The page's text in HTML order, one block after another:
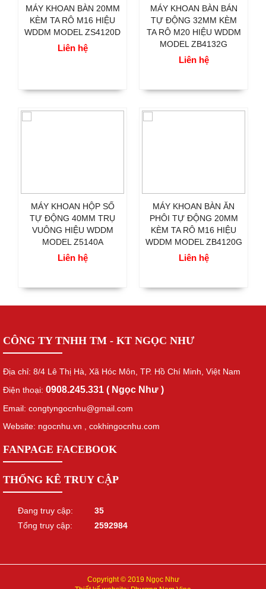
MÁY KHOAN BÀN 20MM
KÈM TA RÔ M16 HIỆU
WDDM MODEL ZS4120D
Liên hệ
MÁY KHOAN BÀN BÁN
TỰ ĐỘNG 32MM KÈM
TA RÔ M20 HIỆU WDDM
MODEL ZB4132G
Liên hệ
MÁY KHOAN HỘP SỐ
TỰ ĐỘNG 40MM TRỤ
VUÔNG HIỆU WDDM
MODEL Z5140A
Liên hệ
MÁY KHOAN BÀN ĂN
PHÔI TỰ ĐỘNG 20MM
KÈM TA RÔ M16 HIỆU
WDDM MODEL ZB4120G
Liên hệ
CÔNG TY TNHH TM - KT NGỌC NHƯ
Địa chỉ: 8/4 Lê Thị Hà, Xã Hóc Môn, TP. Hồ Chí Minh, Việt Nam
Điện thoại: 0908.245.331 ( Ngọc Như )
Email: congtyngocnhu@gmail.com
Website: ngocnhu.vn
cokhingocnhu.com
FANPAGE FACEBOOK
THỐNG KÊ TRUY CẬP
Đang truy cập:
35
Tổng truy cập:
2592984
Copyright © 2019 Ngọc Như